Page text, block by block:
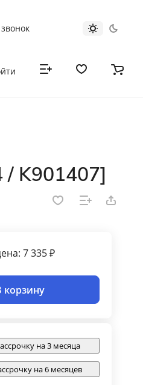
K901407]
7 335 ₽
корзину
на 3 месяца
на 6 месяцев